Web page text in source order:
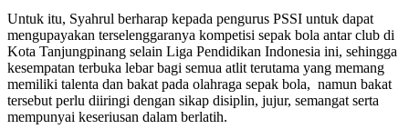
Untuk itu, Syahrul berharap kepada pengurus PSSI untuk dapat
mengupayakan terselenggaranya kompetisi sepak bola antar club di
Kota Tanjungpinang selain Liga Pendidikan Indonesia ini, sehingga
kesempatan terbuka lebar bagi semua atlit terutama yang memang
memiliki talenta dan bakat pada olahraga sepak bola, namun bakat
tersebut perlu diiringi dengan sikap disiplin, jujur, semangat serta
mempunyai keseriusan dalam berlatih.